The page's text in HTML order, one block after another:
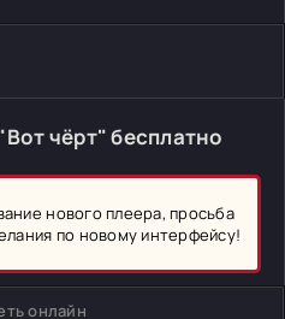
чёрт" бесплатно
нового плеера, просьба
по новому интерфейсу!
онлайн